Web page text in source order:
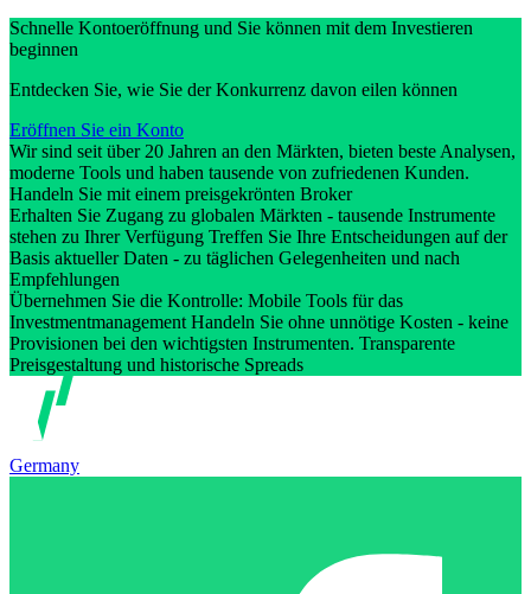
Schnelle Kontoeröffnung und Sie können mit dem Investieren
beginnen
Entdecken Sie, wie Sie der Konkurrenz davon eilen können
Eröffnen Sie ein Konto
Wir sind seit über 20 Jahren an den Märkten, bieten beste Analysen,
moderne Tools und haben tausende von zufriedenen Kunden.
Handeln Sie mit einem preisgekrönten Broker
Erhalten Sie Zugang zu globalen Märkten - tausende Instrumente
stehen zu Ihrer Verfügung Treffen Sie Ihre Entscheidungen auf der
Basis aktueller Daten - zu täglichen Gelegenheiten und nach
Empfehlungen
Übernehmen Sie die Kontrolle: Mobile Tools für das
Investmentmanagement Handeln Sie ohne unnötige Kosten - keine
Provisionen bei den wichtigsten Instrumenten. Transparente
Preisgestaltung und historische Spreads
Germany